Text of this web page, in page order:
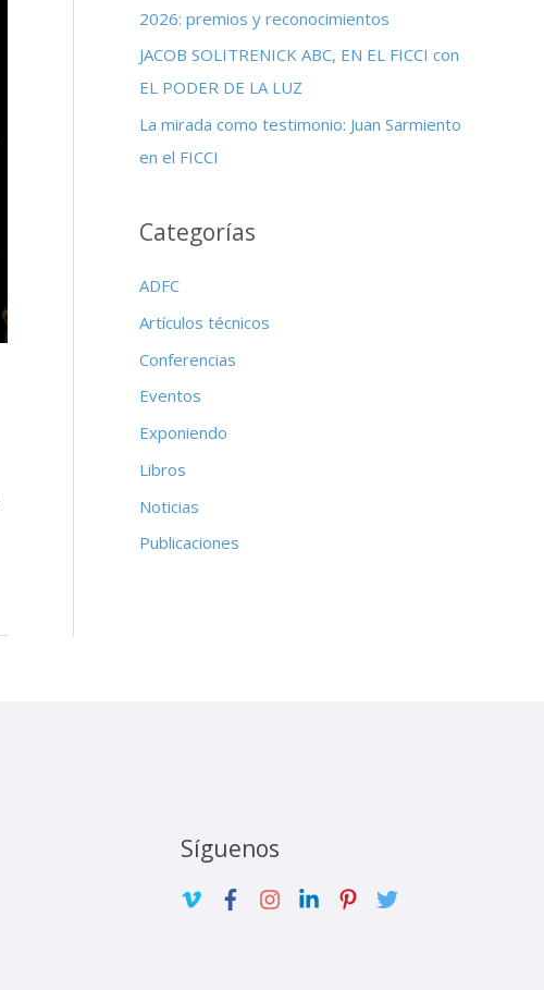
:2026: premios y reconocimientos
JACOB SOLITRENICK ABC, EN EL FICCI con
EL PODER DE LA LUZ
La mirada como testimonio: Juan Sarmiento
en el FICCI
Categorías
ADFC
Artículos técnicos
Conferencias
Eventos
Exponiendo
Libros
Noticias
Publicaciones
Síguenos